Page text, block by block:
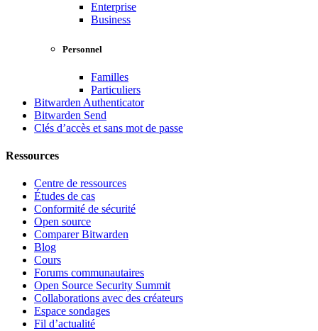
Enterprise
Business
Personnel
Familles
Particuliers
Bitwarden Authenticator
Bitwarden Send
Clés d’accès et sans mot de passe
Ressources
Centre de ressources
Études de cas
Conformité de sécurité
Open source
Comparer Bitwarden
Blog
Cours
Forums communautaires
Open Source Security Summit
Collaborations avec des créateurs
Espace sondages
Fil d’actualité